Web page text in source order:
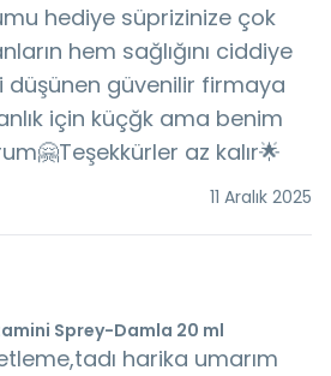
hediye süprizinize çok
hem sağlığını ciddiye
düşünen güvenilir firmaya
için küçğk ama benim
az kalır🌟
11 Aralık 2025
Sprey-Damla 20 ml
harika umarım